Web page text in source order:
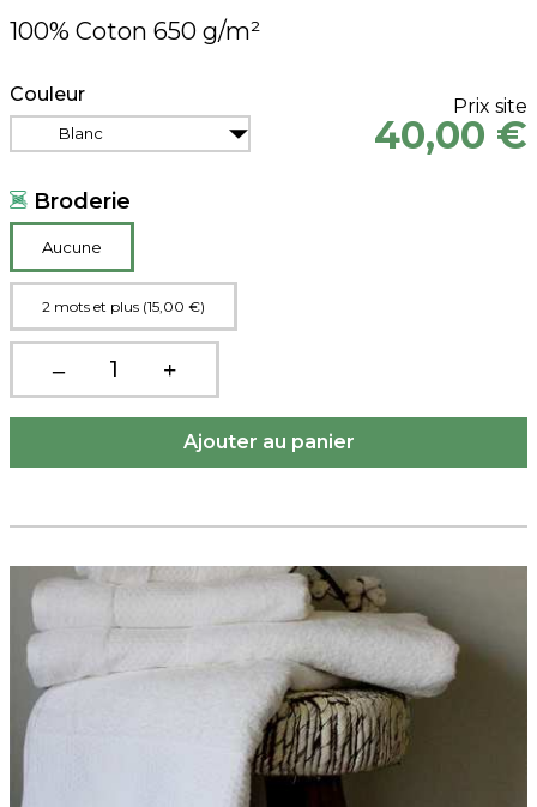
100% Coton 650 g/m²
Couleur
Blanc
Broderie
Aucune
2 mots et plus (15,00 €)
Prix site
40,00 €